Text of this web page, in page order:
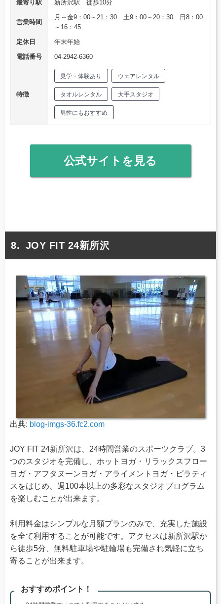
最寄り駅
新所沢駅 徒歩10分
営業時間
月～金9：00～21：30 土9：00～20：30 日8：00
～16：45
定休日
年末年始
電話番号
04-2942-6360
特徴
見学・体験あり ウェアレンタル
タオルレンタル 大手スタジオ
男性にもおすすめ
公式サイトを見る
JOY FIT 24新所沢
出典: blog-imgs-36.fc2.com
JOY FIT 24新所沢は、24時間営業のスポーツクラブ。3
つのスタジオを完備し、ホットヨガ・リラックスフロー
ヨガ・アフタヌーンヨガ・アライメントヨガ・ピラティ
スをはじめ、週100本以上の多彩なスタジオプログラム
を楽しむことが出来ます。
利用料金はシンプルな月額プランのみで、充実した施設
を全て利用することが可能です。アクセスは新所沢駅か
ら徒歩5分、無料駐車場や駐輪場も完備され気軽に立ち
寄ることが出来ます。
おすすめポイント！